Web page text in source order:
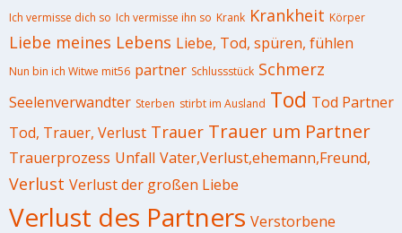
Ich vermisse dich so Ich vermisse ihn so Krank Krankheit Körper
Liebe meines Lebens Liebe, Tod, spüren, fühlen
Nun bin ich Witwe mit56 partner Schlussstück Schmerz
Seelenverwandter Sterben stirbt im Ausland Tod Tod Partner
Tod, Trauer, Verlust Trauer Trauer um Partner
Trauerprozess Unfall Vater,Verlust,ehemann,Freund,
Verlust Verlust der großen Liebe
Verlust des Partners Verstorbene